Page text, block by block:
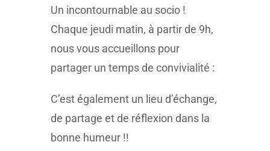
Un incontournable au socio !
Chaque jeudi matin, à partir de 9h,
nous vous accueillons pour
partager un temps de convivialité :
C’est également un lieu d’échange,
de partage et de réflexion dans la
bonne humeur !!